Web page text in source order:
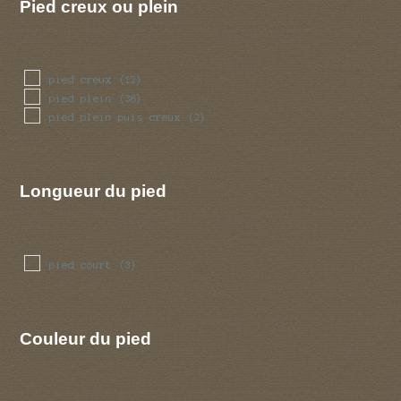
Pied creux ou plein
pied creux (12)
pied plein (38)
pied plein puis creux (2)
Longueur du pied
pied court (3)
Couleur du pied